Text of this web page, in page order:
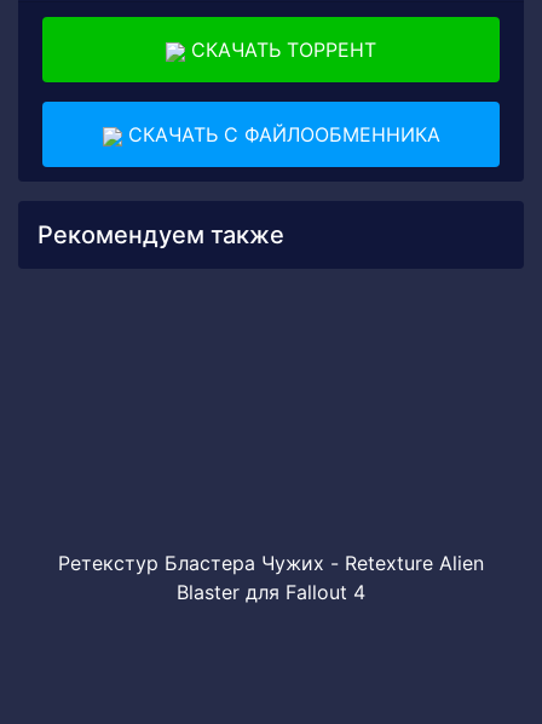
СКАЧАТЬ ТОРРЕНТ
СКАЧАТЬ С ФАЙЛООБМЕННИКА
Рекомендуем также
Ретекстур Бластера Чужих - Retexture Alien
Blaster для Fallout 4